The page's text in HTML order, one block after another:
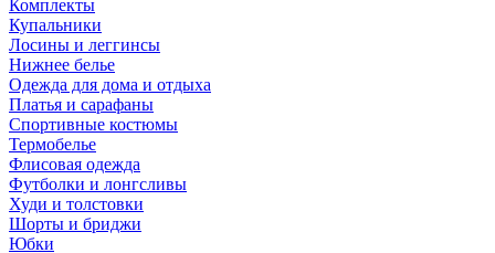
Комплекты
Купальники
Лосины и леггинсы
Нижнее белье
Одежда для дома и отдыха
Платья и сарафаны
Спортивные костюмы
Термобелье
Флисовая одежда
Футболки и лонгсливы
Худи и толстовки
Шорты и бриджи
Юбки